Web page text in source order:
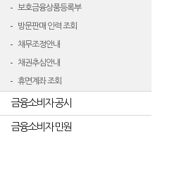
보호금융상품등록부
방문판매 인력 조회
채무조정안내
채권추심안내
휴면계좌 조회
금융소비자 공시
금융소비자 민원